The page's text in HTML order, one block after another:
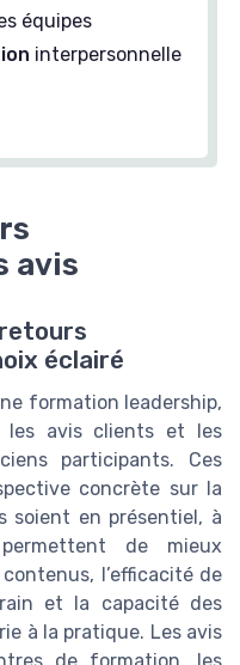
équipes
interpersonnelle
avis
éclairé
formation leadership,
les avis clients et les
participants. Ces
concrète sur la
soient en présentiel, à
de mieux
l’efficacité de
et la capacité des
à la pratique. Les avis